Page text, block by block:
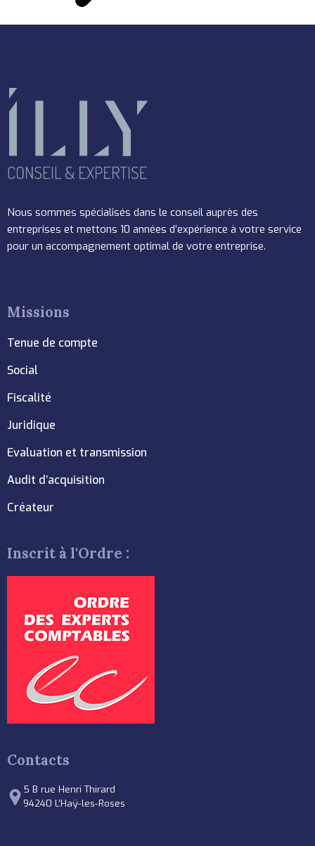
Nous sommes spécialisés dans le conseil auprès des
entreprises et mettons 10 années d’expérience à votre service
pour un accompagnement optimal de votre entreprise.
Missions
Tenue de compte
Social
Fiscalité
Juridique
Evaluation et transmission
Audit d’acquisition
Créateur
Inscrit à l'Ordre :
Contacts
5 B rue Henri Thirard
94240 L’Haÿ-les-Roses